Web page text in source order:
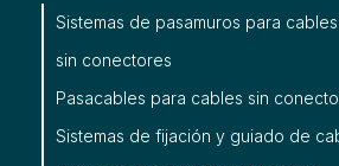
Sistemas de pasamuros para
sin conectores
Pasacables para cables sin
Sistemas de fijación y guiado de